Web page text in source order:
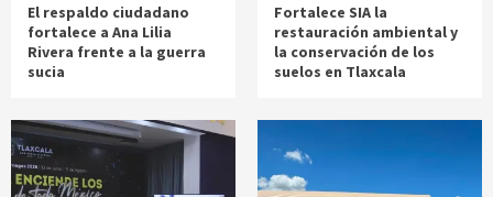
El respaldo ciudadano
fortalece a Ana Lilia
Rivera frente a la guerra
sucia
Fortalece SIA la
restauración ambiental y
la conservación de los
suelos en Tlaxcala